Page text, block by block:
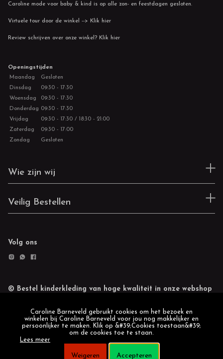
Caroline mode voor baby & kind is op alle zon- en feestdagen gesloten.
Virtuele tour door de winkel --> Klik hier
Review schrijven over onze winkel? Klik hier
Openingstijden
Maandag
Gesloten
Dinsdag
09:30 - 17:30
Woensdag
09:30 - 17:30
Donderdag 09:30 - 17:30
Vrijdag
09:30 - 17:30 / 18:30 - 21:00
Zaterdag
09:30 - 17:00
Zondag
Gesloten
Wie zijn wij
Veilig Bestellen
Volg ons
© Bestel kinderkleding van hoge kwaliteit in onze webshop
Caroline Barneveld gebruikt cookies om het bezoek en
winkelen bij Caroline Barneveld voor jou nog makkelijker en
persoonlijker te maken. Klik op &#39;Cookies toestaan&#39;
om de cookies toe te staan.
Lees meer
Weigeren Accepteren